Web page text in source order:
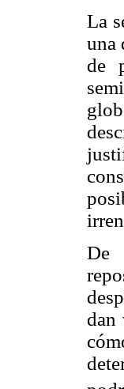
La
una
de
De
dan